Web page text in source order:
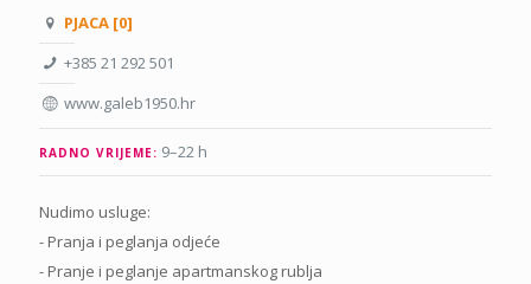
PJACA [0]
+385 21 292 501
www.galeb1950.hr
RADNO VRIJEME: 9–22 h
Nudimo usluge:
- Pranja i peglanja odjeće
- Pranje i peglanje apartmanskog rublja